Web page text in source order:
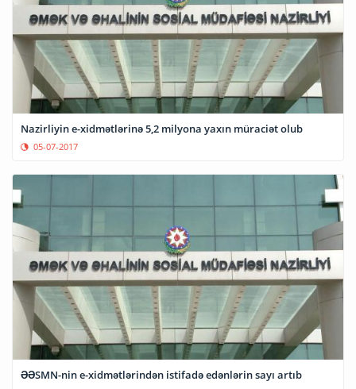
Nazirliyin e-xidmətlərinə 5,2 milyona yaxın müraciət olub
05-07-2017
ƏƏSMN-nin e-xidmətlərindən istifadə edənlərin sayı artıb